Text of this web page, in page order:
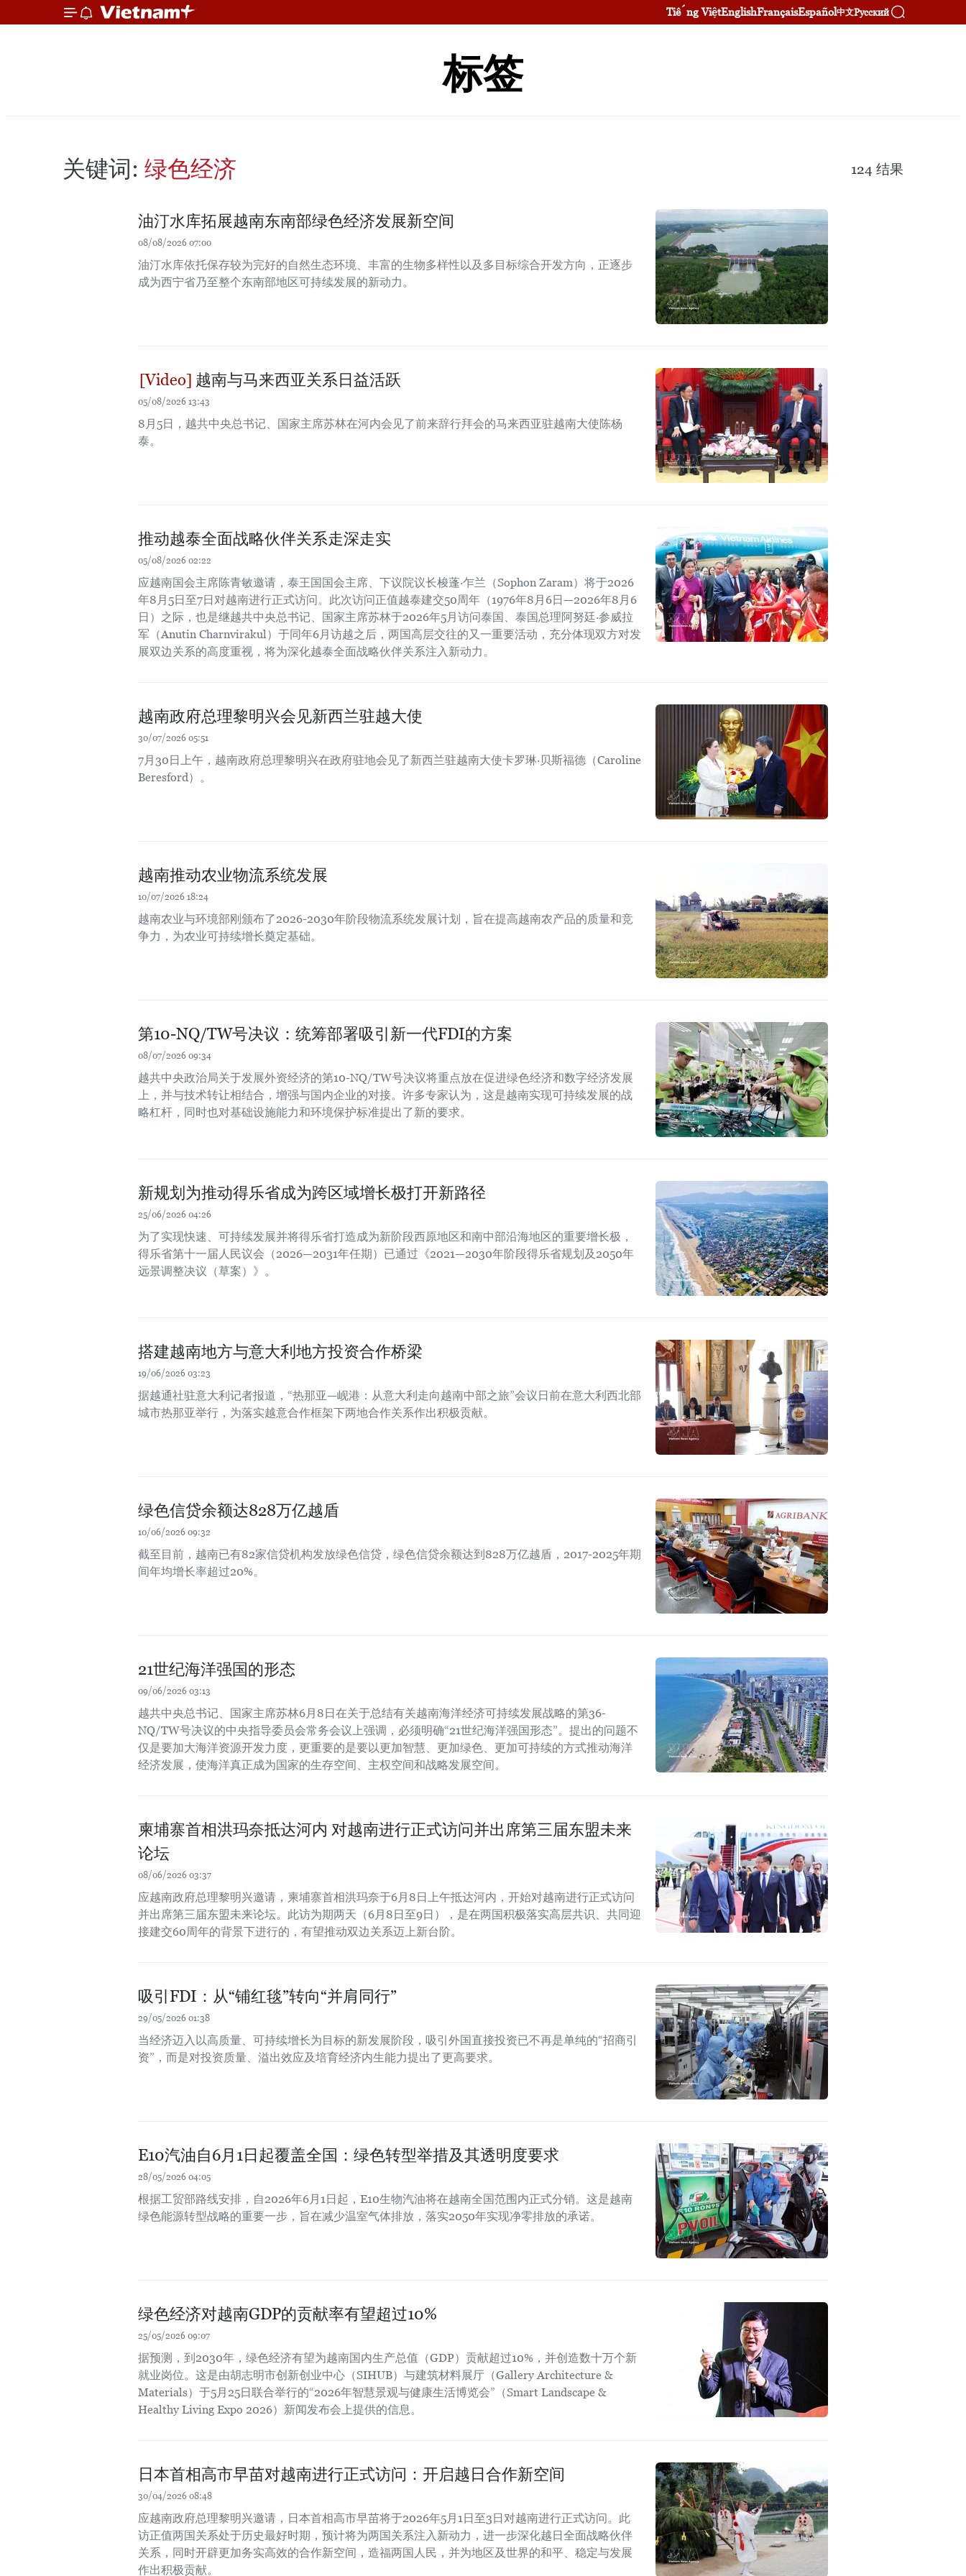
Tiếng ViệtEnglishFrançaisEspañol中文Русский
标签
关键词: 绿色经济 124 结果
油汀水库拓展越南东南部绿色经济发展新空间
08/08/2026 07:00
油汀水库依托保存较为完好的自然生态环境、丰富的生物多样性以及多目标综合开发方向，正逐步
成为西宁省乃至整个东南部地区可持续发展的新动力。
越南与马来西亚关系日益活跃
05/08/2026 13:43
8月5日，越共中央总书记、国家主席苏林在河内会见了前来辞行拜会的马来西亚驻越南大使陈杨
泰。
推动越泰全面战略伙伴关系走深走实
05/08/2026 02:22
应越南国会主席陈青敏邀请，泰王国国会主席、下议院议长梭蓬·乍兰（Sophon Zaram）将于2026
年8月5日至7日对越南进行正式访问。此次访问正值越泰建交50周年（1976年8月6日—2026年8月6
日）之际，也是继越共中央总书记、国家主席苏林于2026年5月访问泰国、泰国总理阿努廷·参威拉
军（Anutin Charnvirakul）于同年6月访越之后，两国高层交往的又一重要活动，充分体现双方对发
展双边关系的高度重视，将为深化越泰全面战略伙伴关系注入新动力。
越南政府总理黎明兴会见新西兰驻越大使
30/07/2026 05:51
7月30日上午，越南政府总理黎明兴在政府驻地会见了新西兰驻越南大使卡罗琳·贝斯福德（Caroline
Beresford）。
越南推动农业物流系统发展
10/07/2026 18:24
越南农业与环境部刚颁布了2026-2030年阶段物流系统发展计划，旨在提高越南农产品的质量和竞
争力，为农业可持续增长奠定基础。
第10-NQ/TW号决议：统筹部署吸引新一代FDI的方案
08/07/2026 09:34
越共中央政治局关于发展外资经济的第10-NQ/TW号决议将重点放在促进绿色经济和数字经济发展
上，并与技术转让相结合，增强与国内企业的对接。许多专家认为，这是越南实现可持续发展的战
略杠杆，同时也对基础设施能力和环境保护标准提出了新的要求。
新规划为推动得乐省成为跨区域增长极打开新路径
25/06/2026 04:26
为了实现快速、可持续发展并将得乐省打造成为新阶段西原地区和南中部沿海地区的重要增长极，
得乐省第十一届人民议会（2026—2031年任期）已通过《2021—2030年阶段得乐省规划及2050年
远景调整决议（草案）》。 ​
搭建越南地方与意大利地方投资合作桥梁
19/06/2026 03:23
据越通社驻意大利记者报道，“热那亚—岘港：从意大利走向越南中部之旅”会议日前在意大利西北部
城市热那亚举行，为落实越意合作框架下两地合作关系作出积极贡献。
绿色信贷余额达828万亿越盾
10/06/2026 09:32
截至目前，越南已有82家信贷机构发放绿色信贷，绿色信贷余额达到828万亿越盾，2017-2025年期
间年均增长率超过20%。
21世纪海洋强国的形态
09/06/2026 03:13
越共中央总书记、国家主席苏林6月8日在关于总结有关越南海洋经济可持续发展战略的第36-
NQ/TW号决议的中央指导委员会常务会议上强调，必须明确“21世纪海洋强国形态”。提出的问题不
仅是要加大海洋资源开发力度，更重要的是要以更加智慧、更加绿色、更加可持续的方式推动海洋
经济发展，使海洋真正成为国家的生存空间、主权空间和战略发展空间。
柬埔寨首相洪玛奈抵达河内 对越南进行正式访问并出席第三届东盟未来
论坛
08/06/2026 03:37
应越南政府总理黎明兴邀请，柬埔寨首相洪玛奈于6月8日上午抵达河内，开始对越南进行正式访问
并出席第三届东盟未来论坛。此访为期两天（6月8日至9日），是在两国积极落实高层共识、共同迎
接建交60周年的背景下进行的，有望推动双边关系迈上新台阶。
吸引FDI：从“铺红毯”转向“并肩同行”
29/05/2026 01:38
当经济迈入以高质量、可持续增长为目标的新发展阶段，吸引外国直接投资已不再是单纯的“招商引
资”，而是对投资质量、溢出效应及培育经济内生能力提出了更高要求。
E10汽油自6月1日起覆盖全国：绿色转型举措及其透明度要求
28/05/2026 04:05
根据工贸部路线安排，自2026年6月1日起，E10生物汽油将在越南全国范围内正式分销。这是越南
绿色能源转型战略的重要一步，旨在减少温室气体排放，落实2050年实现净零排放的承诺。
绿色经济对越南GDP的贡献率有望超过10%
25/05/2026 09:07
据预测，到2030年，绿色经济有望为越南国内生产总值（GDP）贡献超过10%，并创造数十万个新
就业岗位。这是由胡志明市创新创业中心（SIHUB）与建筑材料展厅（Gallery Architecture &
Materials）于5月25日联合举行的“2026年智慧景观与健康生活博览会”（Smart Landscape &
Healthy Living Expo 2026）新闻发布会上提供的信息。
日本首相高市早苗对越南进行正式访问：开启越日合作新空间
30/04/2026 08:48
应越南政府总理黎明兴邀请，日本首相高市早苗将于2026年5月1日至3日对越南进行正式访问。此
访正值两国关系处于历史最好时期，预计将为两国关系注入新动力，进一步深化越日全面战略伙伴
关系，同时开辟更加务实高效的合作新空间，造福两国人民，并为地区及世界的和平、稳定与发展
作出积极贡献。